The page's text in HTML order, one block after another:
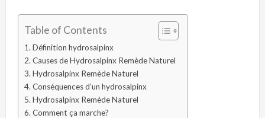
Table of Contents
Définition hydrosalpinx
Causes de Hydrosalpinx Remède Naturel
Hydrosalpinx Remède Naturel
Conséquences d’un hydrosalpinx
Hydrosalpinx Remède Naturel
Comment ça marche?